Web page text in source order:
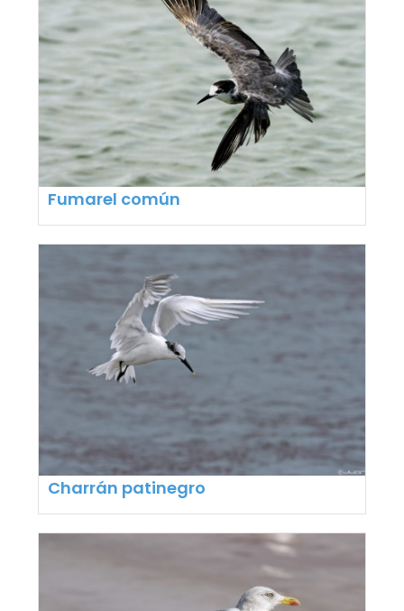
Fumarel común
Charrán patinegro